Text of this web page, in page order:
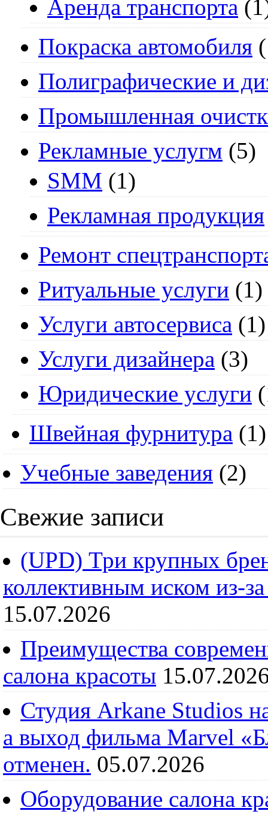
Аренда транспорта
Покраска автомобиля
Полиграфические и
Промышленная
Рекламные услугм (5)
SMM (1)
Рекламная продукция
Ремонт
Ритуальные услуги (1)
Услуги автосервиса (1)
Услуги дизайнера (3)
Юридические услуги
Швейная фурнитура (1)
Учебные заведения (2)
Свежие записи
(UPD) Три крупных
коллективным иском из-
15.07.2026
Преимущества
салона красоты
Студия Arkane Studios
а выход фильма Marvel
отменен. 05.07.2026
Оборудование салона